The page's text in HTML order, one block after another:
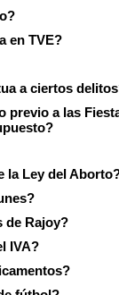
en TVE?
a ciertos
previo a las
la Ley del
de Rajoy?
IVA?